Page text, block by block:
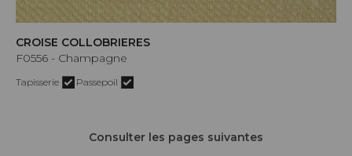
CROISE COLLOBRIERES
F0556 - Champagne
Tapisserie Passepoil
Consulter les pages suivantes